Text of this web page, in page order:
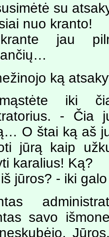
su
nuo kranto!
jau
ką
iki
- Čia
O štai ką aš
jūrą kaip
karalius! Ką?
jūros? - iki
savo